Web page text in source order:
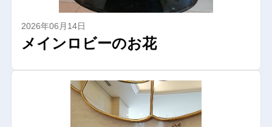
2026年06月14日
メインロビーのお花